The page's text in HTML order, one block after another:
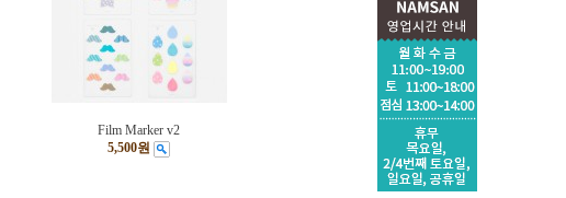
Film Marker v2
5,500원